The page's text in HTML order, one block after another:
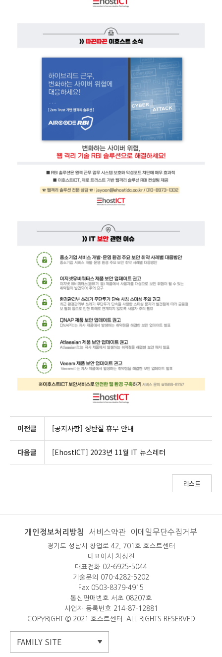
이전글 [공지사항] 성탄절 휴무 안내
다음글 [EhostICT] 2023년 11월 IT 뉴스레터
리스트
개인정보처리방침 서비스약관 이메일무단수집거부
경기도 성남시 창업로 42, 701호 호스트센터
대표이사 차성진
대표전화 02-6925-5044
기술문의 070-4282-5202
Fax 0503-8379-4915
통신판매번호 서초 08207호
사업자 등록번호 214-87-12881
COPYRIGHT © 2021 호스트센터. ALL RIGHTS RESERVED
FAMILY SITE